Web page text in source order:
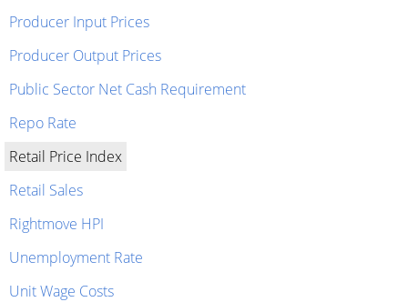
Producer Input Prices
Producer Output Prices
Public Sector Net Cash Requirement
Repo Rate
Retail Price Index
Retail Sales
Rightmove HPI
Unemployment Rate
Unit Wage Costs